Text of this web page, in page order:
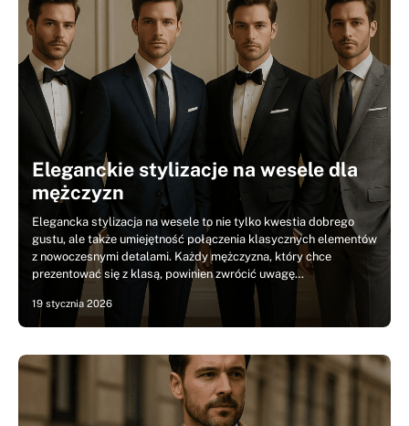
Eleganckie stylizacje na wesele dla
mężczyzn
Elegancka stylizacja na wesele to nie tylko kwestia dobrego
gustu, ale także umiejętność połączenia klasycznych elementów
z nowoczesnymi detalami. Każdy mężczyzna, który chce
prezentować się z klasą, powinien zwrócić uwagę…
19 stycznia 2026